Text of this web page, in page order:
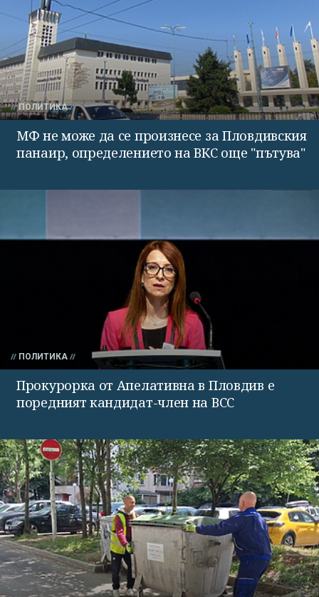
ПОЛИТИКА
МФ не може да се произнесе за Пловдивския
панаир, определението на ВКС още "пътува"
ПОЛИТИКА
Прокурорка от Апелативна в Пловдив е
поредният кандидат-член на ВСС